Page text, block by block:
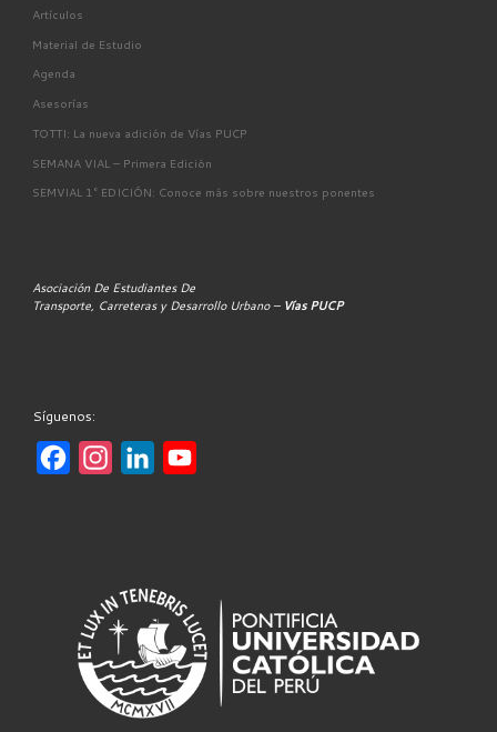
Artículos
Material de Estudio
Agenda
Asesorías
TOTTI: La nueva adición de Vías PUCP
SEMANA VIAL – Primera Edición
SEMVIAL 1° EDICIÓN: Conoce más sobre nuestros ponentes
Asociación De Estudiantes De
Transporte, Carreteras y Desarrollo Urbano – Vías PUCP
Síguenos:
o
a
g
r
a
m
e
d
I
n
b
e